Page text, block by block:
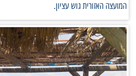
המועצה האזורית גוש עציון.